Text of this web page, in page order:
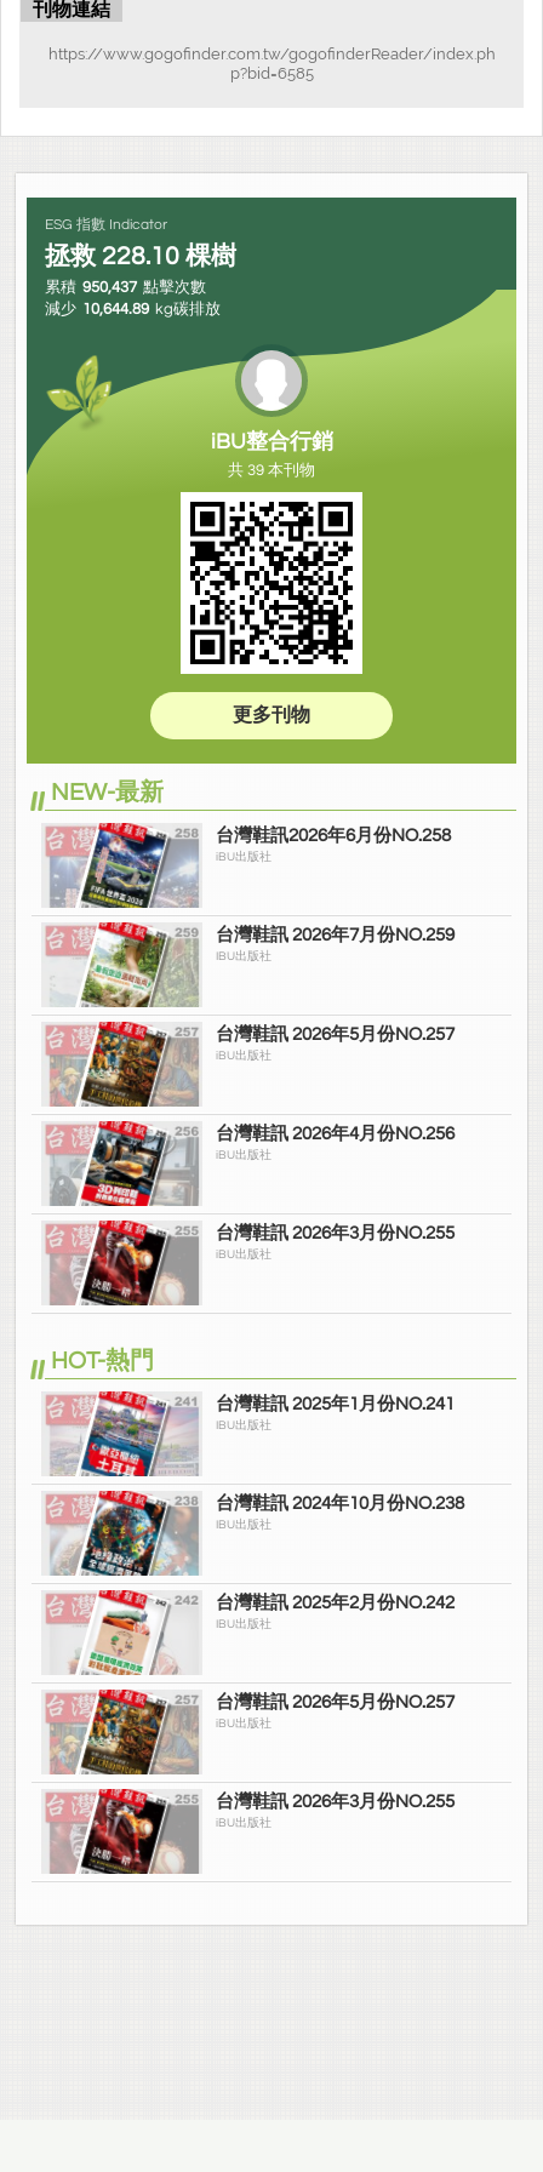
刊物連結
https://www.gogofinder.com.tw/gogofinderReader/index.ph
p?bid=6585
ESG 指數 Indicator
拯救 228.10 棵樹
累積 950,437 點擊次數
減少 10,644.89 kg碳排放
iBU整合行銷
共 39 本刊物
更多刊物
NEW-最新
台灣鞋訊2026年6月份NO.258
iBU出版社
台灣鞋訊 2026年7月份NO.259
IBU出版社
台灣鞋訊 2026年5月份NO.257
iBU出版社
台灣鞋訊 2026年4月份NO.256
iBU出版社
台灣鞋訊 2026年3月份NO.255
iBU出版社
HOT-熱門
台灣鞋訊 2025年1月份NO.241
IBU出版社
台灣鞋訊 2024年10月份NO.238
IBU出版社
台灣鞋訊 2025年2月份NO.242
IBU出版社
台灣鞋訊 2026年5月份NO.257
iBU出版社
台灣鞋訊 2026年3月份NO.255
iBU出版社